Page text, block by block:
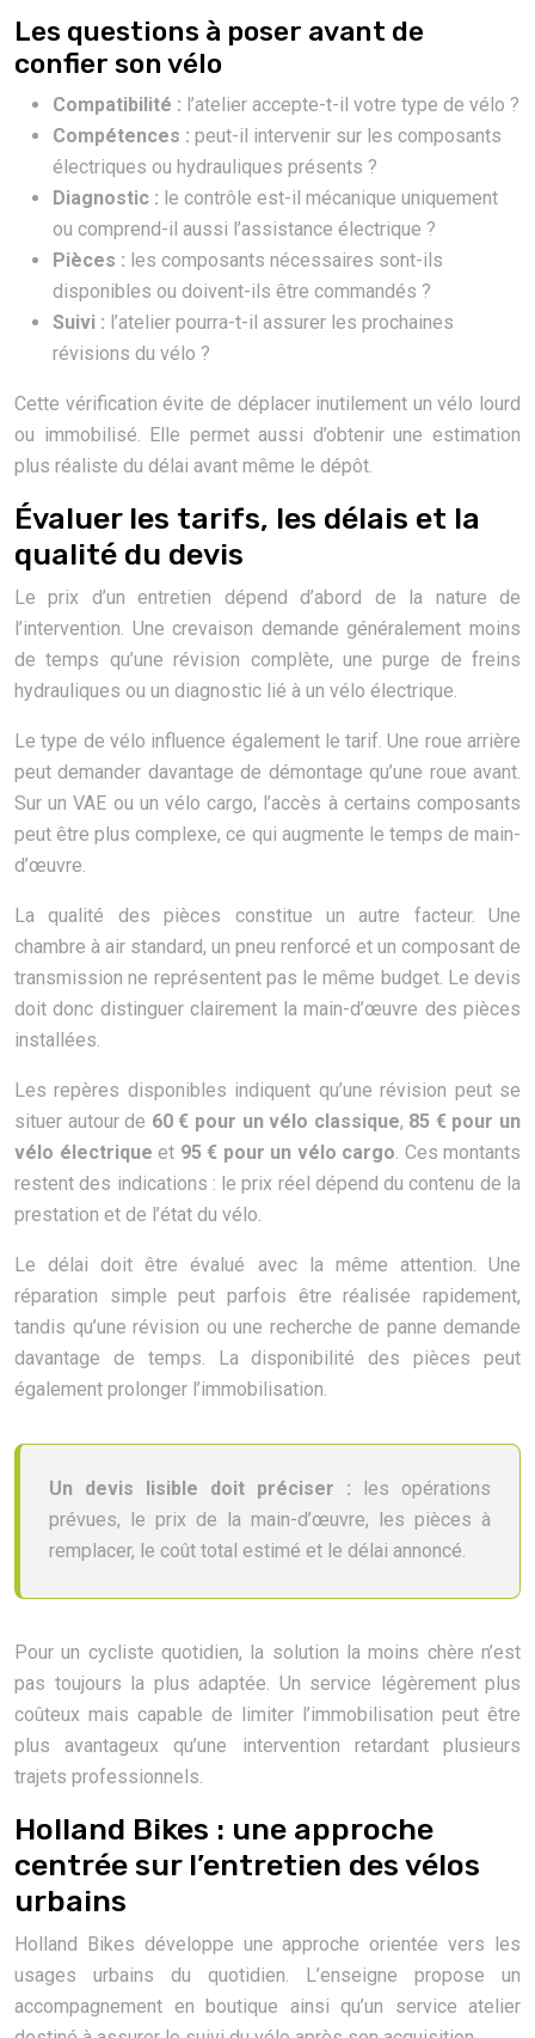
Les questions à poser avant de
confier son vélo
Compatibilité : l’atelier accepte-t-il votre type de vélo ?
Compétences : peut-il intervenir sur les composants
électriques ou hydrauliques présents ?
Diagnostic : le contrôle est-il mécanique uniquement
ou comprend-il aussi l’assistance électrique ?
Pièces : les composants nécessaires sont-ils
disponibles ou doivent-ils être commandés ?
Suivi : l’atelier pourra-t-il assurer les prochaines
révisions du vélo ?
Cette vérification évite de déplacer inutilement un vélo lourd
ou immobilisé. Elle permet aussi d’obtenir une estimation
plus réaliste du délai avant même le dépôt.
Évaluer les tarifs, les délais et la
qualité du devis
Le prix d’un entretien dépend d’abord de la nature de
l’intervention. Une crevaison demande généralement moins
de temps qu’une révision complète, une purge de freins
hydrauliques ou un diagnostic lié à un vélo électrique.
Le type de vélo influence également le tarif. Une roue arrière
peut demander davantage de démontage qu’une roue avant.
Sur un VAE ou un vélo cargo, l’accès à certains composants
peut être plus complexe, ce qui augmente le temps de main-
d’œuvre.
La qualité des pièces constitue un autre facteur. Une
chambre à air standard, un pneu renforcé et un composant de
transmission ne représentent pas le même budget. Le devis
doit donc distinguer clairement la main-d’œuvre des pièces
installées.
Les repères disponibles indiquent qu’une révision peut se
situer autour de 60 € pour un vélo classique, 85 € pour un
vélo électrique et 95 € pour un vélo cargo. Ces montants
restent des indications : le prix réel dépend du contenu de la
prestation et de l’état du vélo.
Le délai doit être évalué avec la même attention. Une
réparation simple peut parfois être réalisée rapidement,
tandis qu’une révision ou une recherche de panne demande
davantage de temps. La disponibilité des pièces peut
également prolonger l’immobilisation.
Un devis lisible doit préciser : les opérations
prévues, le prix de la main-d’œuvre, les pièces à
remplacer, le coût total estimé et le délai annoncé.
Pour un cycliste quotidien, la solution la moins chère n’est
pas toujours la plus adaptée. Un service légèrement plus
coûteux mais capable de limiter l’immobilisation peut être
plus avantageux qu’une intervention retardant plusieurs
trajets professionnels.
Holland Bikes : une approche
centrée sur l’entretien des vélos
urbains
Holland Bikes développe une approche orientée vers les
usages urbains du quotidien. L’enseigne propose un
accompagnement en boutique ainsi qu’un service atelier